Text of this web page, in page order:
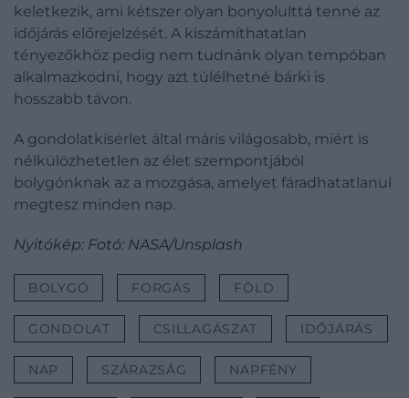
keletkezik, ami kétszer olyan bonyolulttá tenné az
időjárás előrejelzését. A kiszámíthatatlan
tényezőkhöz pedig nem tudnánk olyan tempóban
alkalmazkodni, hogy azt túlélhetné bárki is
hosszabb távon.
A gondolatkísérlet által máris világosabb, miért is
nélkülözhetetlen az élet szempontjából
bolygónknak az a mozgása, amelyet fáradhatatlanul
megtesz minden nap.
Nyitókép: Fotó: NASA/Unsplash
BOLYGÓ FORGÁS FÖLD
GONDOLAT CSILLAGÁSZAT IDŐJÁRÁS
NAP SZÁRAZSÁG NAPFÉNY